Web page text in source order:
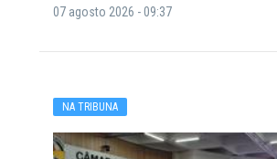
07 agosto 2026 - 09:37
NA TRIBUNA